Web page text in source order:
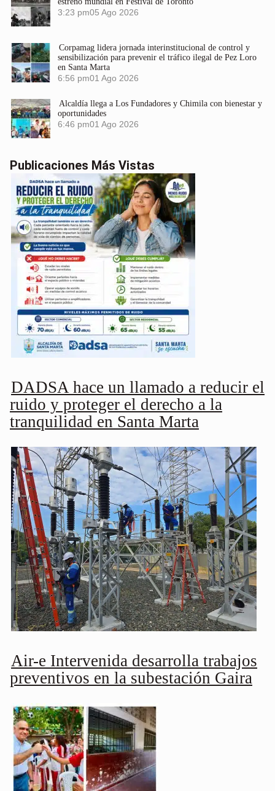
3:23 pm05 Ago 2026
Corpamag lidera jornada interinstitucional de control y
sensibilización para prevenir el tráfico ilegal de Pez Loro
en Santa Marta
6:56 pm01 Ago 2026
Alcaldía llega a Los Fundadores y Chimila con bienestar y
oportunidades
6:46 pm01 Ago 2026
Publicaciones Más Vistas
DADSA hace un llamado a reducir el
ruido y proteger el derecho a la
tranquilidad en Santa Marta
Air-e Intervenida desarrolla trabajos
preventivos en la subestación Gaira